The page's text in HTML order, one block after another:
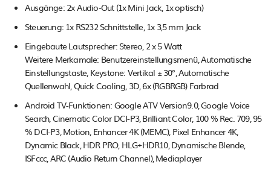
Ausgänge: 2x Audio-Out (1x Mini Jack, 1x optisch)
Steuerung: 1x RS232 Schnittstelle, 1x 3,5 mm Jack
Eingebaute Lautsprecher: Stereo, 2 x 5 Watt
Weitere Merkamale: Benutzereinstellungsmenü, Automatische
Einstellungstaste, Keystone: Vertikal ± 30°, Automatische
Quellenwahl, Quick Cooling, 3D, 6x (RGBRGB) Farbrad
Android TV-Funktionen: Google ATV Version9.0, Google Voice
Search, Cinematic Color DCI-P3, Brilliant Color, 100 % Rec. 709, 95
% DCI-P3, Motion, Enhancer 4K (MEMC), Pixel Enhancer 4K,
Dynamic Black, HDR PRO, HLG+HDR10, Dynamische Blende,
ISFccc, ARC (Audio Return Channel), Mediaplayer